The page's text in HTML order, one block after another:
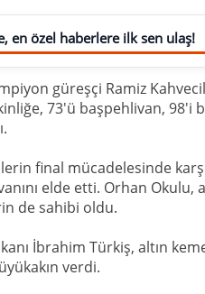
en özel haberlere ilk sen ulaş!
güreşçi Ramiz
73'ü başpehlivan, 98'i
final mücadelesinde
elde etti. Orhan Okulu,
de sahibi oldu.
İbrahim Türkiş, altın
verdi.